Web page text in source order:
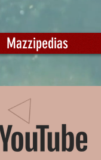
Mazzipedias